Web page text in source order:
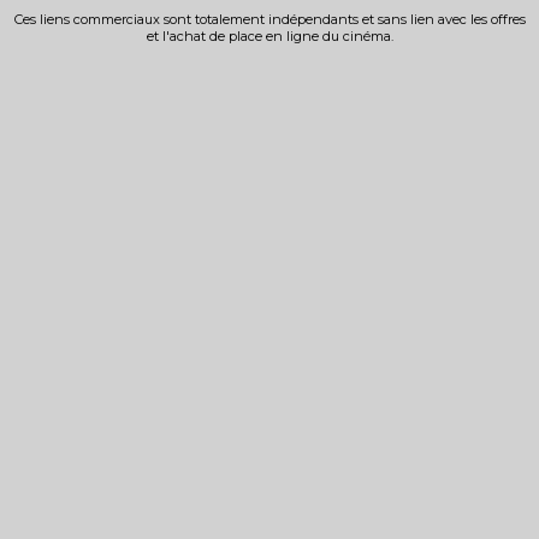
Ces liens commerciaux sont totalement indépendants et sans lien avec les offres
et l'achat de place en ligne du cinéma.